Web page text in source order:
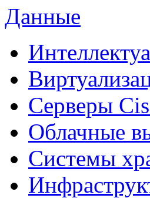
Данные
Cерверы
Облачные
Системы